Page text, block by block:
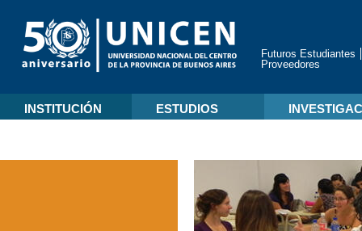
Futuros Estudiantes
Proveedores
INSTITUCIÓN ESTUDIOS